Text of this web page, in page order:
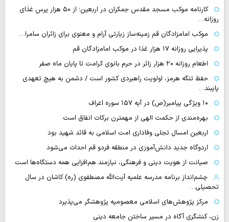
کارنامه موکب مسجد مقدس جمکران در اربعین؛ از ۵۰ هزار پرس غذای
روزانه…
موکب امامزادگان قم زمینه‌ساز زیارتی آرام و معنوی برای زائران سامرا…
پذیرایی روزانه ۱۷ هزار غذا در موکب امامزادگان قم
اطعام روزانه ۲۰ هزار زائر در حرم بانوی کرامت تا پایان ماه صفر
حفظ تنگه هرمز، اولویت راهبردی کشور است / دشمن به هیچ تعهدی
پایبند…
۱۰ ویژگی پیامبر(ص) در آیه ۱۵۷ سوره اعراف
بهره‌مندی از حکمت الهی از مهمترن برکات انفاق است
اربعین امسال تجلی وفاداری امت اسلامی به قائد شهید بود
اردوگاه جدید دانش‌آموزی در منطقه فردو قم احداث می‌شود
صیانت از هویت دینی و فرهنگی، نیازمند هم‌افزایی همه دستگاه‌ها است
چشم‌انداز برنامه مدرسه علمیه آیت‌الله مصطفوی (ره) کاشان در سال
تحصیلی…
مرکز پژوهش‌های اسلامی معصومیه پژوهشگر می‌پذیرد
زن، کنشگری آگاه در مسیر ساختن جامعه دینی